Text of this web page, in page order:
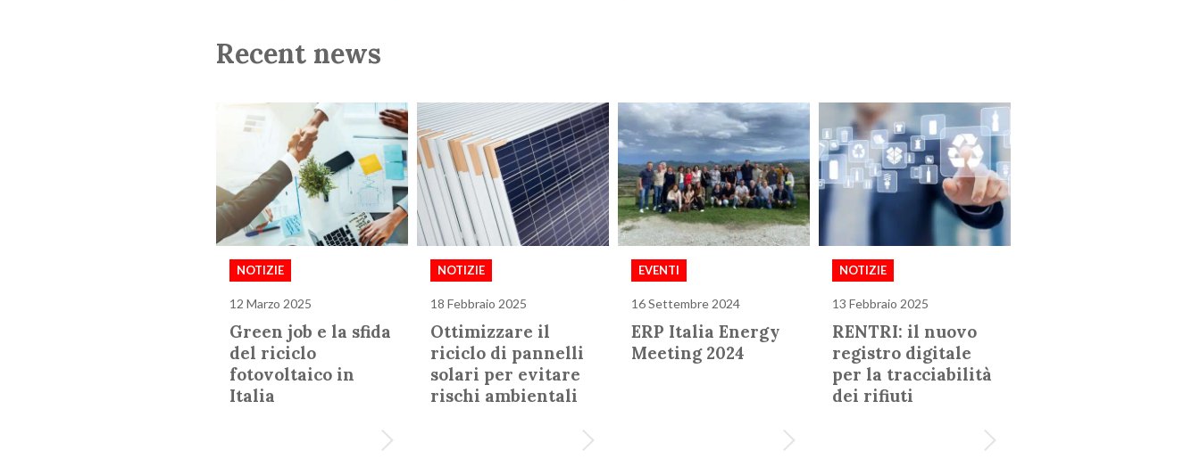
Recent news
NOTIZIE
12 Marzo 2025
Green job e la sfida
del riciclo
fotovoltaico in
Italia
NOTIZIE
18 Febbraio 2025
Ottimizzare il
riciclo di pannelli
solari per evitare
rischi ambientali
EVENTI
16 Settembre 2024
ERP Italia Energy
Meeting 2024
NOTIZIE
13 Febbraio 2025
RENTRI: il nuovo
registro digitale
per la tracciabilità
dei rifiuti